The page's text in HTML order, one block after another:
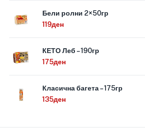
Бели ролни 2×50гр
119ден
КЕТО Леб – 190гр
175ден
Класична багета – 175гр
135ден